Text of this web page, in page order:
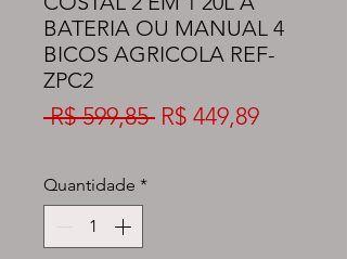
BATERIA OU MANUAL 4
BICOS AGRICOLA REF-
ZPC2
R$ 599,85 Preço
R$ 449,89Preço
Quantidade *